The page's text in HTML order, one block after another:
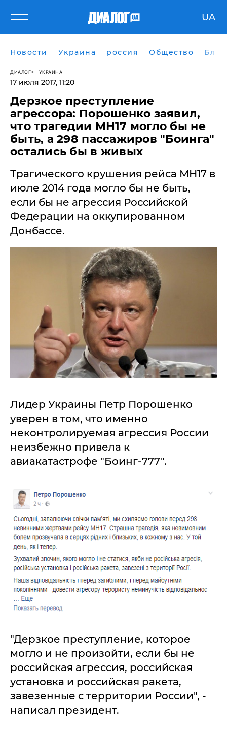
UA
Новости Украина россия Общество
ДИАЛОГ УКРАИНА
17 июля 2017, 11:20
Дерзкое преступление
агрессора: Порошенко заявил,
что трагедии МН17 могло бы не
быть, а 298 пассажиров "Боинга"
остались бы в живых
Трагического крушения рейса МН17 в
июле 2014 года могло бы не быть,
если бы не агрессия Российской
Федерации на оккупированном
Донбассе.
Лидер Украины Петр Порошенко
уверен в том, что именно
неконтролируемая агрессия России
неизбежно привела к
авиакатастрофе "Боинг-777".
"Дерзкое преступление, которое
могло и не произойти, если бы не
российская агрессия, российская
установка и российская ракета,
завезенные с территории России", -
написал президент.